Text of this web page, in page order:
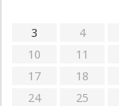
3
4
10
11
17
18
24
25